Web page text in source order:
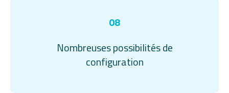
08
Nombreuses possibilités de
configuration